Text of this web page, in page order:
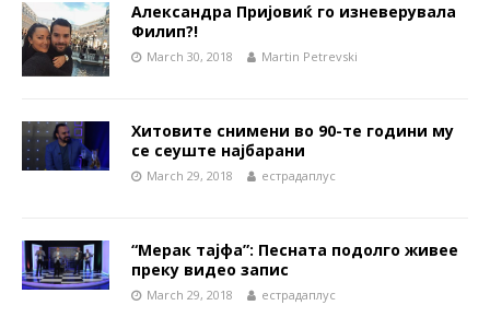
Александра Пријовиќ го изневерувала
Филип?!
March 30, 2018 Martin Petrevski
Хитовите снимени во 90-те години му
се сеуште најбарани
March 29, 2018 естрадаплус
“Мерак тајфа”: Песната подолго живее
преку видео запис
March 29, 2018 естрадаплус